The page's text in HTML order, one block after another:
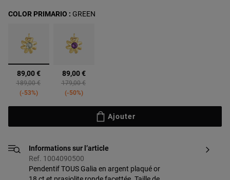
sélectionné
89,00 €
Price reduced from
189,00 €to
-53%
89,00 €
Price reduced from
179,00 €to
-50%
COLOR PRIMARIO : GREEN
Ajouter
Informations sur l’article
Ref. 1004090500
Pendentif TOUS Galia en argent plaqué or